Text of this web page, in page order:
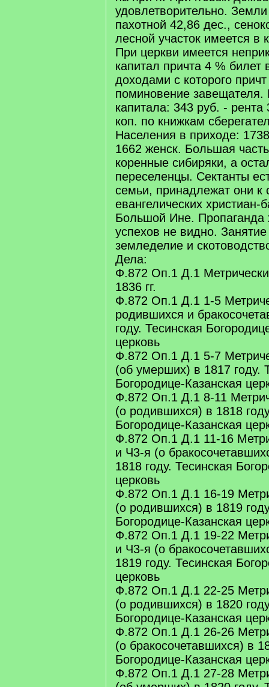
удовлетворительно.
пахотной 42,86 дес.,
лесной участок имеется в
При церкви имеется
капитал причта 4 % билет
доходами с которого
поминовение завещателя.
капитала: 343 руб. -
коп. по книжкам
Населения в приходе:
1662 женск. Большая
коренные сибиряки, а
переселенцы. Сектанты
семьи, принадлежат они к
евангелических христиан-
Большой Ине. Пропаганда
успехов не видно.
земледелие и
Дела:
Ф.872 Оп.1 Д.1
1836 гг.
Ф.872 Оп.1 Д.1 1-5
родившихся и
году. Тесинская
церковь
Ф.872 Оп.1 Д.1 5-7
(об умерших) в 1817 году.
Богородице-Казанская
Ф.872 Оп.1 Д.1 8-11
(о родившихся) в 1818
Богородице-Казанская
Ф.872 Оп.1 Д.1 11-16
и Ч3-я (о
1818 году. Тесинская
церковь
Ф.872 Оп.1 Д.1 16-19
(о родившихся) в 1819
Богородице-Казанская
Ф.872 Оп.1 Д.1 19-22
и Ч3-я (о
1819 году. Тесинская
церковь
Ф.872 Оп.1 Д.1 22-25
(о родившихся) в 1820
Богородице-Казанская
Ф.872 Оп.1 Д.1 26-26
(о бракосочетавшихся) в
Богородице-Казанская
Ф.872 Оп.1 Д.1 27-28